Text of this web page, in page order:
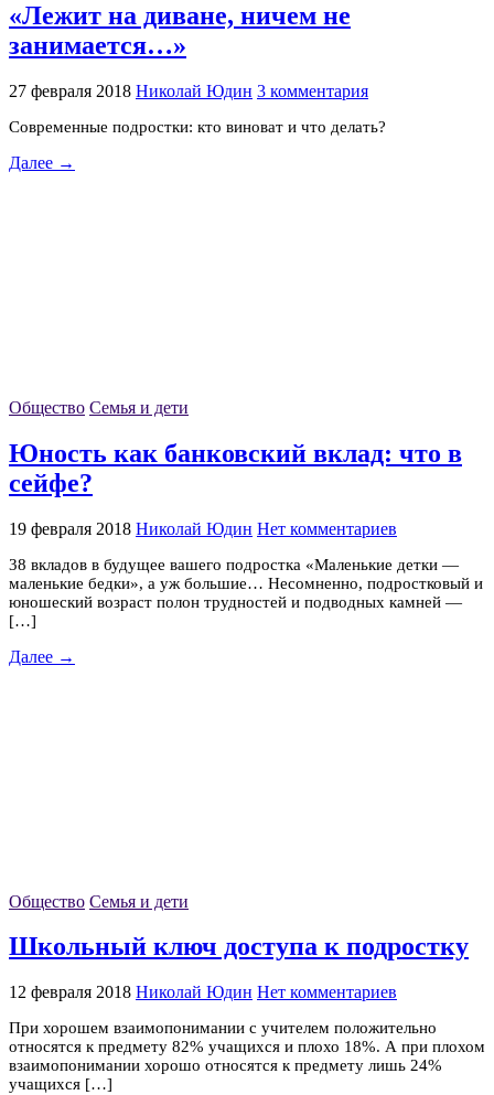
«Лежит на диване, ничем не
занимается…»
27 февраля 2018 Николай Юдин 3 комментария
Современные подростки: кто виноват и что делать?
Далее →
Общество Семья и дети
Юность как банковский вклад: что в
сейфе?
19 февраля 2018 Николай Юдин Нет комментариев
38 вкладов в будущее вашего подростка «Маленькие детки —
маленькие бедки», а уж большие… Несомненно, подростковый и
юношеский возраст полон трудностей и подводных камней —
[…]
Далее →
Общество Семья и дети
Школьный ключ доступа к подростку
12 февраля 2018 Николай Юдин Нет комментариев
При хорошем взаимопонимании с учителем положительно
относятся к предмету 82% учащихся и плохо 18%. А при плохом
взаимопонимании хорошо относятся к предмету лишь 24%
учащихся […]